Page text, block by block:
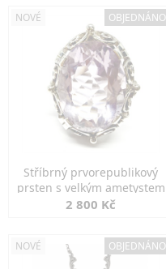
NOVÉ OBJEDNÁNO
Stříbrný prvorepublikový
prsten s velkým ametystem
2 800 Kč
NOVÉ OBJEDNÁNO